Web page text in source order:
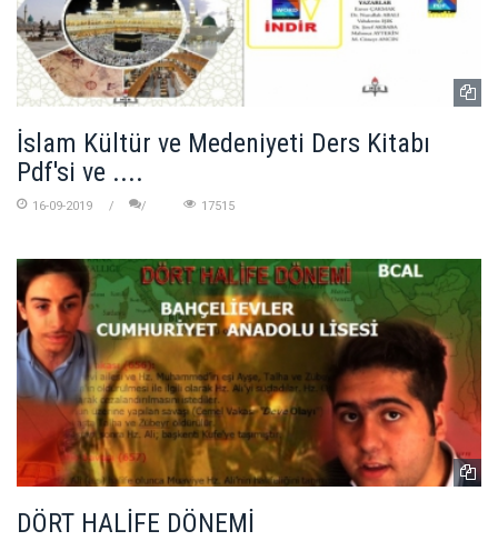
İslam Kültür ve Medeniyeti Ders Kitabı
Pdf'si ve ....
16-09-2019 17515
DÖRT HALİFE DÖNEMİ